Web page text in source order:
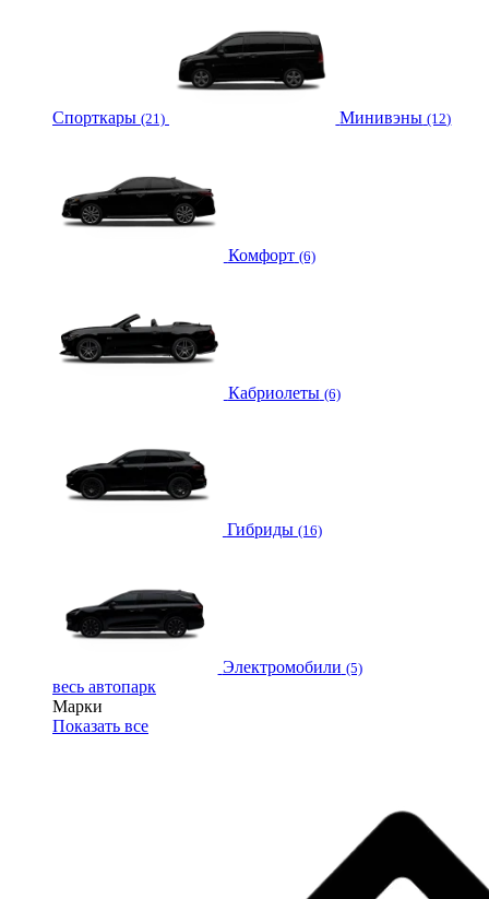
Спорткары (21) Минивэны (12)
Комфорт (6)
Кабриолеты (6)
Гибриды (16)
Электромобили (5)
весь автопарк
Марки
Показать все